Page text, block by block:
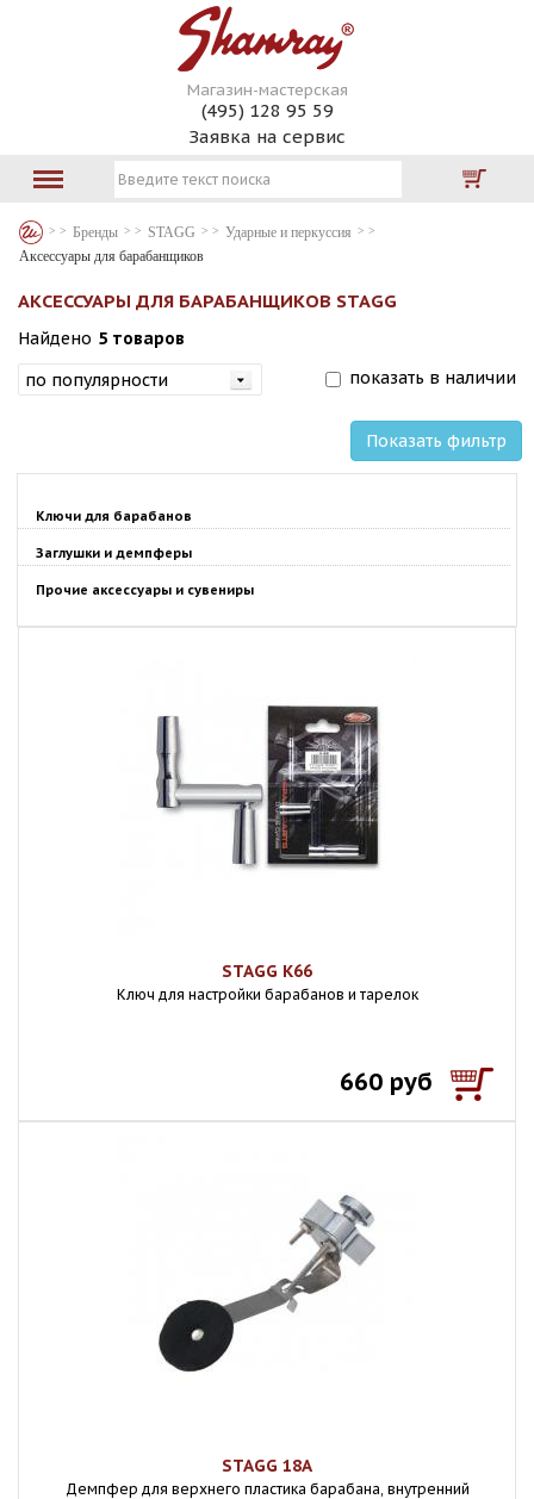
Магазин-мастерская
(495) 128 95 59
Заявка на сервис
Бренды STAGG
Ударные и перкуссия
Аксессуары для барабанщиков
АКСЕССУАРЫ ДЛЯ БАРАБАНЩИКОВ STAGG
Найдено 5 товаров
показать в наличии
Показать фильтр
Ключи для барабанов
Заглушки и демпферы
Прочие аксессуары и сувениры
STAGG K66
Ключ для настройки барабанов и тарелок
660 руб
STAGG 18A
Демпфер для верхнего пластика барабана, внутренний